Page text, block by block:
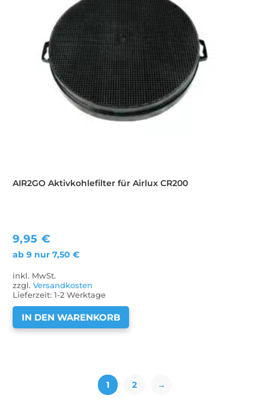
AIR2GO Aktivkohlefilter für Airlux CR200
9,95€
ab 9 nur7,50€
inkl. MwSt.
zzgl.Versandkosten
Lieferzeit:1-2 Werktage
IN DEN WARENKORB
1 2 →